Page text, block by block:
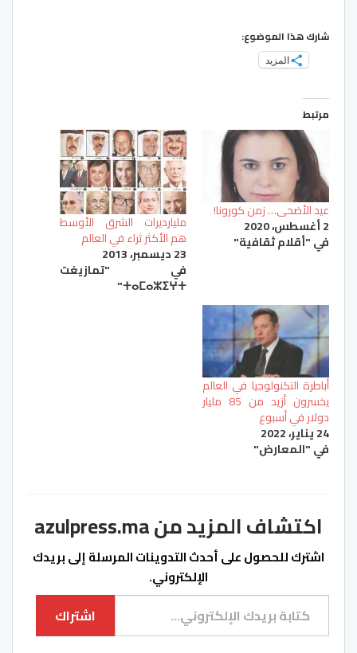
شارك هذا الموضوع:
المزيد
مرتبط
عيد الأضحى… زمن كورونا!
2 أغسطس، 2020
في "أقلام ثقافية"
مليارديرات الشرق الأوسط
هم الأكثر ثراء في العالم
23 ديسمبر، 2013
في "تمازيغت
ⵜⴰⵎⴰⵣⵉⵖⵜ"
أباطرة التكنولوجيا في العالم
يخسرون أزيد من 85 مليار
دولار في أسبوع
24 يناير، 2022
في "المعارض"
اكتشاف المزيد من azulpress.ma
اشترك للحصول على أحدث التدوينات المرسلة إلى بريدك
الإلكتروني.
كتابة بريدك الإلكتروني...
اشتراك